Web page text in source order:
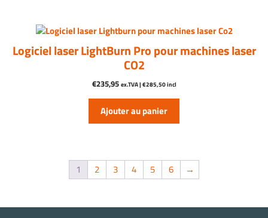
disponibles
sur
Logiciel laser LightBurn Pro pour machines laser
CO2
€235,95 ex.TVA | €285,50incl
Ajouter au panier
1 2 3 4 5 6 →